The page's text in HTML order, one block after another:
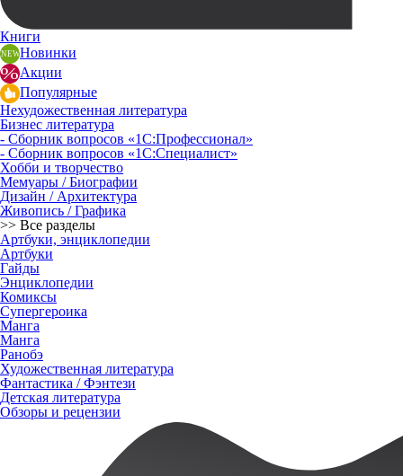
Книги
Новинки
Акции
Популярные
Нехудожественная литература
Бизнес литература
- Сборник вопросов «1С:Профессионал»
- Сборник вопросов «1С:Специалист»
Хобби и творчество
Мемуары / Биографии
Дизайн / Архитектура
Живопись / Графика
>> Все разделы
Артбуки, энциклопедии
Артбуки
Гайды
Энциклопедии
Комиксы
Супергероика
Манга
Манга
Ранобэ
Художественная литература
Фантастика / Фэнтези
Детская литература
Обзоры и рецензии